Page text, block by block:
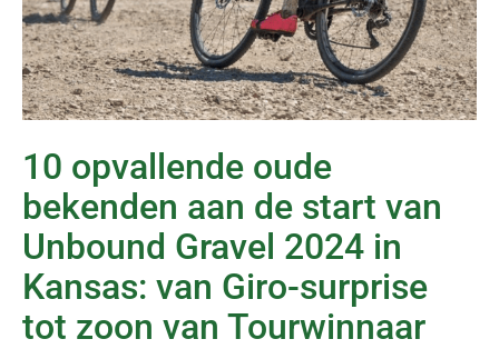
10 opvallende oude
bekenden aan de start van
Unbound Gravel 2024 in
Kansas: van Giro-surprise
tot zoon van Tourwinnaar